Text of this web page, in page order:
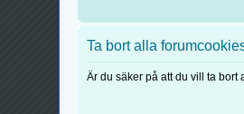
Ta bort alla
Är du säker på att du vill ta bort